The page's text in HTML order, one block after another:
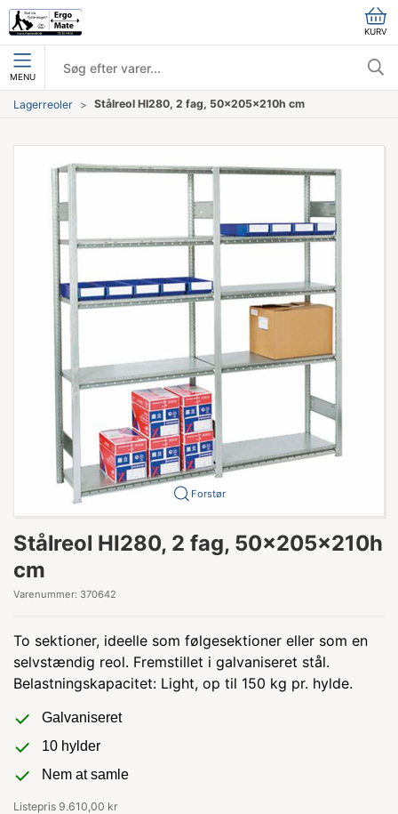
KURV
MENU
Lagerreoler Stålreol HI280, 2 fag, 50x205x210h cm
Forstør
Stålreol HI280, 2 fag, 50x205x210h
cm
Varenummer: 370642
To sektioner, ideelle som følgesektioner eller som en
selvstændig reol. Fremstillet i galvaniseret stål.
Belastningskapacitet: Light, op til 150 kg pr. hylde.
Galvaniseret
10 hylder
Nem at samle
Listepris 9.610,00 kr